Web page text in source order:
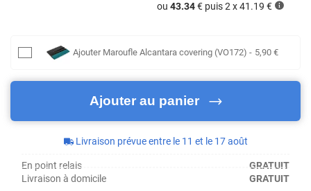
ou 43.34€ puis 2 x41.19 €
Ajouter Maroufle Alcantara covering (VO172) - 5,90 €
Ajouter au panier
Livraison prévue entre le 11 et le 17 août
En point relais
GRATUIT
Livraison à domicile
GRATUIT